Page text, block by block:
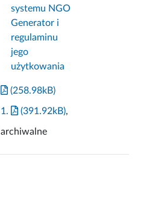
systemu NGO
Generator i
regulaminu
jego
użytkowania
(258.98kB)
1. (391.92kB),
archiwalne